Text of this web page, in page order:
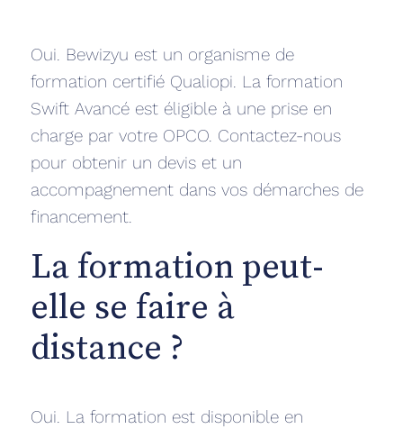
Oui. Bewizyu est un organisme de
formation certifié Qualiopi. La formation
Swift Avancé est éligible à une prise en
charge par votre OPCO. Contactez-nous
pour obtenir un devis et un
accompagnement dans vos démarches de
financement.
La formation peut-
elle se faire à
distance ?
Oui. La formation est disponible en